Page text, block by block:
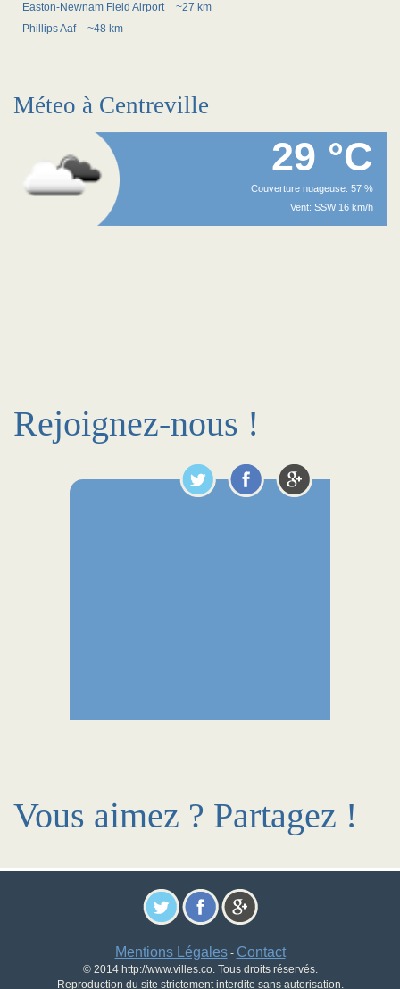
Easton-Newnam Field Airport
~27 km
Phillips Aaf
~48 km
Méteo à Centreville
29 °C
Couverture nuageuse: 57 %
Vent: SSW 16 km/h
Rejoignez-nous !
Vous aimez ? Partagez !
Mentions Légales- Contact
© 2014 http://www.villes.co. Tous droits réservés.
Reproduction du site strictement interdite sans autorisation.